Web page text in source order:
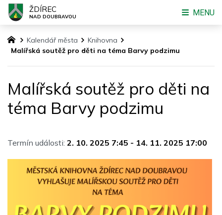
Kalendář města
Knihovna
Malířská soutěž pro děti na téma Barvy podzimu
Malířská soutěž pro děti na
téma Barvy podzimu
Termín události: 2. 10. 2025 7:45 - 14. 11. 2025 17:00
ŽDÍREC
NAD DOUBRAVOU MENU